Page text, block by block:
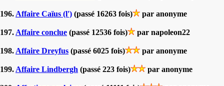
196. Affaire Caïus (l') (passé 16263 fois) par anonyme
197. Affaire conclue (passé 12536 fois) par napoleon22
198. Affaire Dreyfus (passé 6025 fois) par anonyme
199. Affaire Lindbergh (passé 223 fois) par anonyme